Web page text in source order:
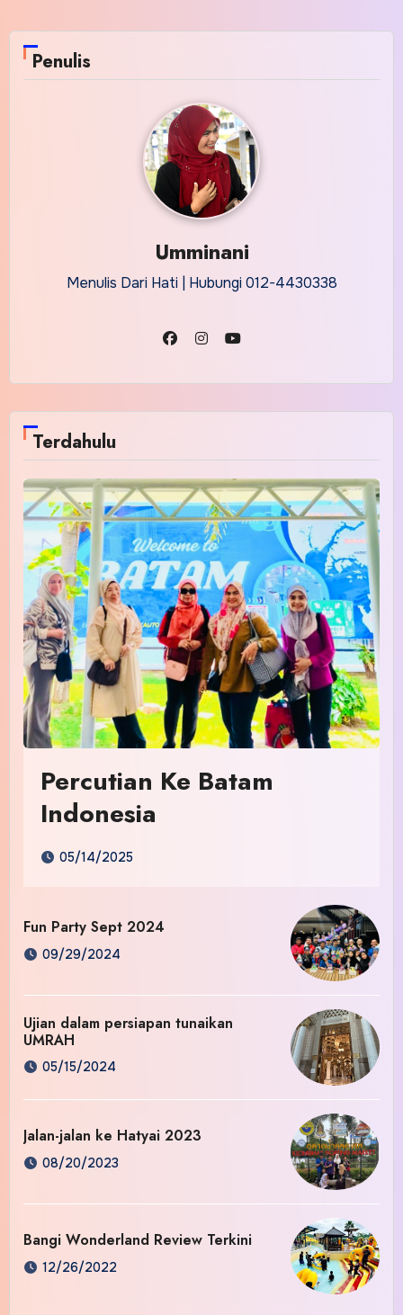
Penulis
Umminani
Menulis Dari Hati | Hubungi 012-4430338
Terdahulu
Percutian Ke Batam
Indonesia
05/14/2025
Fun Party Sept 2024
09/29/2024
Ujian dalam persiapan tunaikan
UMRAH
05/15/2024
Jalan-jalan ke Hatyai 2023
08/20/2023
Bangi Wonderland Review Terkini
12/26/2022